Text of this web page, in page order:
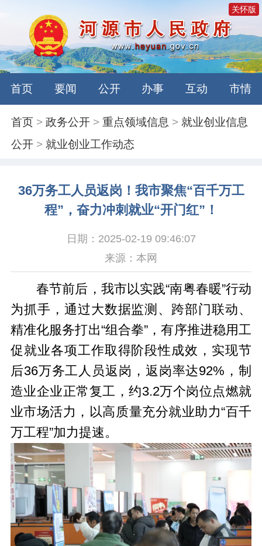
关怀版
首页 要闻 公开 办事 互动 市情
首页 >政务公开 >重点领域信息 > 就业创业信息
公开 > 就业创业工作动态
36万务工人员返岗！我市聚焦“百千万工
程”，奋力冲刺就业“开门红”！
日期：2025-02-19 09:46:07
来源：本网
春节前后，我市以实践“南粤春暖”行动
为抓手，通过大数据监测、跨部门联动、
精准化服务打出“组合拳”，有序推进稳用工
促就业各项工作取得阶段性成效，实现节
后36万务工人员返岗，返岗率达92%，制
造业企业正常复工，约3.2万个岗位点燃就
业市场活力，以高质量充分就业助力“百千
万工程”加力提速。